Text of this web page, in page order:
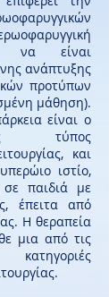
να είναι
ανάπτυξης
προτύπων
μάθηση).
είναι ο
τύπος
και
ιστίο,
παιδιά με
έπειτα από
Η θεραπεία
μια από τις